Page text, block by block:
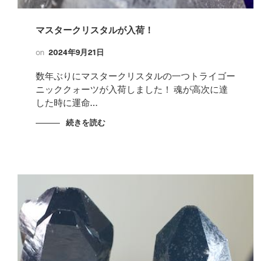
マスタークリスタルが入荷！
on 2024年9月21日
数年ぶりにマスタークリスタルの一つトライゴー
ニッククォーツが入荷しました！ 魂が高次に達
した時に運命…
続きを読む